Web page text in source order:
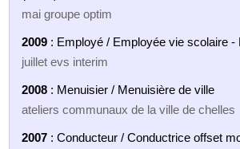
mai groupe optim
2009 : Employé / Employée vie scolaire -
juillet evs interim
2008 : Menuisier / Menuisière de ville
ateliers communaux de la ville de chelles
2007 : Conducteur / Conductrice offset